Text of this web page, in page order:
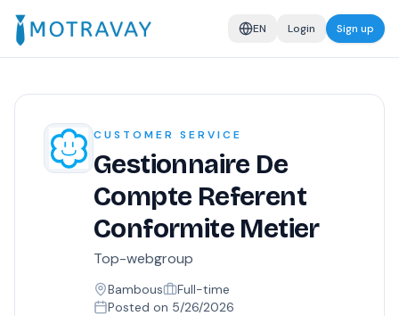
EN Login Sign up
CUSTOMER SERVICE
Gestionnaire De
Compte Referent
Conformite Metier
Top-webgroup
Bambous
Full-time
Posted on 5/26/2026